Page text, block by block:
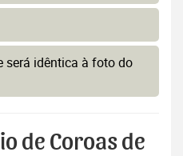
será idêntica à foto do
de Coroas de